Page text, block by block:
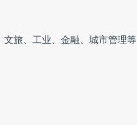
旅、工业、金融、城市管理等